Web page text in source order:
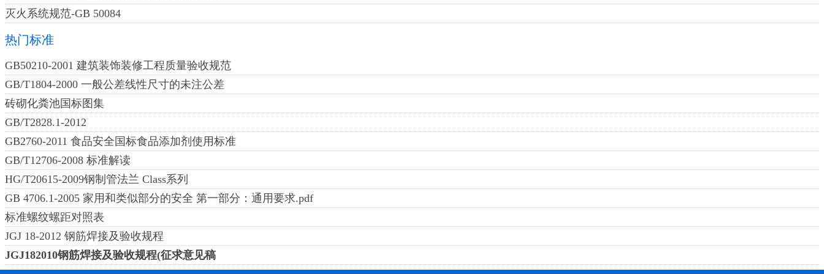
灭火系统规范-GB 50084
热门标准
GB50210-2001 建筑装饰装修工程质量验收规范
GB/T1804-2000 一般公差线性尺寸的未注公差
砖砌化粪池国标图集
GB/T2828.1-2012
GB2760-2011 食品安全国标食品添加剂使用标准
GB/T12706-2008 标准解读
HG/T20615-2009钢制管法兰 Class系列
GB 4706.1-2005 家用和类似部分的安全 第一部分：通用要求.pdf
标准螺纹螺距对照表
JGJ 18-2012 钢筋焊接及验收规程
JGJ182010钢筋焊接及验收规程(征求意见稿